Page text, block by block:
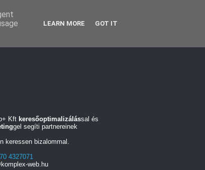
Kft keresőoptimalizálással és
gel segíti partnereinek
keressen bizalommal.
4327071
web.hu
LEARN MORE GOT IT